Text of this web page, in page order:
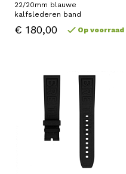
22/20mm blauwe
kalfslederen band
€ 180,00 Op voorraad